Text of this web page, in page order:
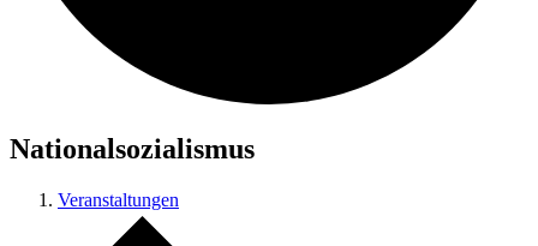
Nationalsozialismus
Veranstaltungen